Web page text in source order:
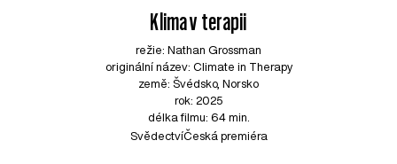
Klima v terapii
režie: Nathan Grossman
originální název: Climate in Therapy
země: Švédsko, Norsko
rok: 2025
délka filmu: 64 min.
SvědectvíČeská premiéra